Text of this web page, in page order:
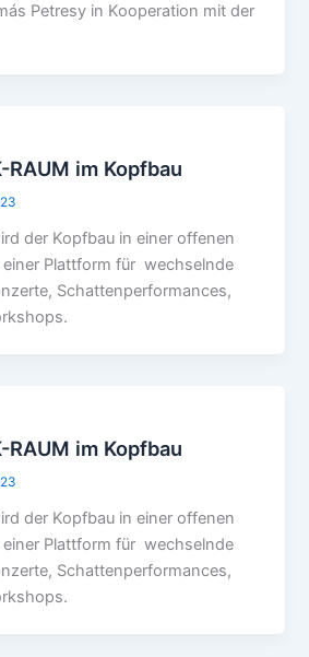
Petresy in Kooperation mit der
RAUM im Kopfbau
der Kopfbau in einer offenen
Plattform für wechselnde
Schattenperformances,
RAUM im Kopfbau
der Kopfbau in einer offenen
Plattform für wechselnde
Schattenperformances,